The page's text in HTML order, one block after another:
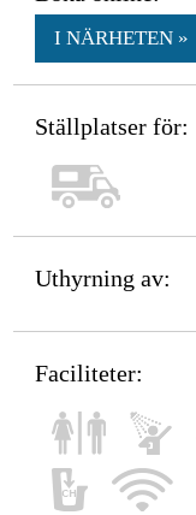
I NÄRHETEN »
Ställplatser för:
Uthyrning av:
Faciliteter: